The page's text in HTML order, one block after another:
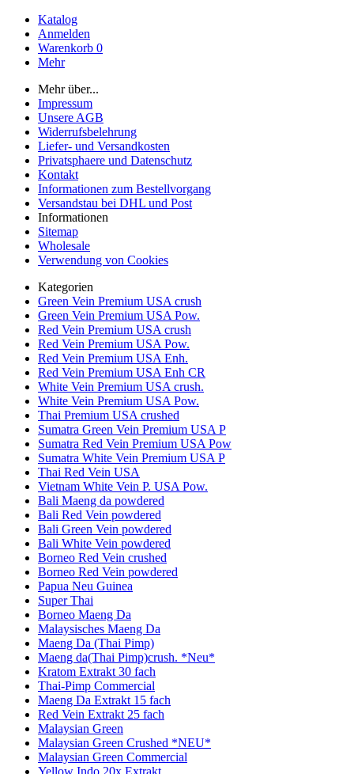
Katalog
Anmelden
Warenkorb 0
Mehr
Mehr über...
Impressum
Unsere AGB
Widerrufsbelehrung
Liefer- und Versandkosten
Privatsphaere und Datenschutz
Kontakt
Informationen zum Bestellvorgang
Versandstau bei DHL und Post
Informationen
Sitemap
Wholesale
Verwendung von Cookies
Kategorien
Green Vein Premium USA crush
Green Vein Premium USA Pow.
Red Vein Premium USA crush
Red Vein Premium USA Pow.
Red Vein Premium USA Enh.
Red Vein Premium USA Enh CR
White Vein Premium USA crush.
White Vein Premium USA Pow.
Thai Premium USA crushed
Sumatra Green Vein Premium USA P
Sumatra Red Vein Premium USA Pow
Sumatra White Vein Premium USA P
Thai Red Vein USA
Vietnam White Vein P. USA Pow.
Bali Maeng da powdered
Bali Red Vein powdered
Bali Green Vein powdered
Bali White Vein powdered
Borneo Red Vein crushed
Borneo Red Vein powdered
Papua Neu Guinea
Super Thai
Borneo Maeng Da
Malaysisches Maeng Da
Maeng Da (Thai Pimp)
Maeng da(Thai Pimp)crush. *Neu*
Kratom Extrakt 30 fach
Thai-Pimp Commercial
Maeng Da Extrakt 15 fach
Red Vein Extrakt 25 fach
Malaysian Green
Malaysian Green Crushed *NEU*
Malaysian Green Commercial
Yellow Indo 20x Extrakt